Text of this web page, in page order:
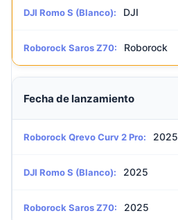
DJI Romo S (Blanco): DJI
Roborock Saros Z70: Roborock
Fecha de lanzamiento
Roborock Qrevo Curv 2 Pro: 2025
DJI Romo S (Blanco): 2025
Roborock Saros Z70: 2025